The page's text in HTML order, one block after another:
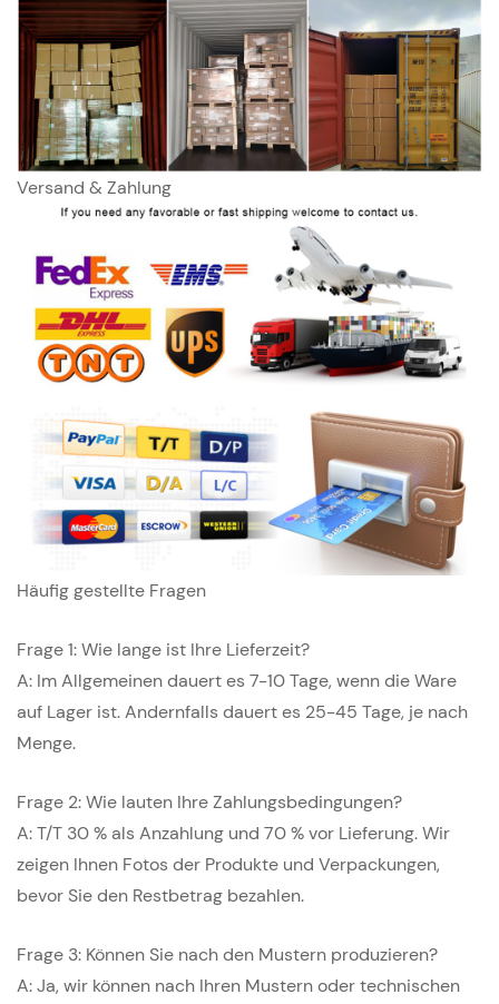
Versand & Zahlung
Häufig gestellte Fragen
Frage 1: Wie lange ist Ihre Lieferzeit?
A: Im Allgemeinen dauert es 7-10 Tage, wenn die Ware
auf Lager ist. Andernfalls dauert es 25-45 Tage, je nach
Menge.
Frage 2: Wie lauten Ihre Zahlungsbedingungen?
A: T/T 30 % als Anzahlung und 70 % vor Lieferung. Wir
zeigen Ihnen Fotos der Produkte und Verpackungen,
bevor Sie den Restbetrag bezahlen.
Frage 3: Können Sie nach den Mustern produzieren?
A: Ja, wir können nach Ihren Mustern oder technischen